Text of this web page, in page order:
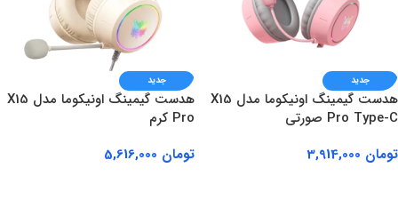
جدید
هدست گیمینگ اونیکوما مدل X15
Pro Type-C صورتی
تومان
جدید
هدست گیمینگ اونیکوما مدل X15
Pro کرم
تومان